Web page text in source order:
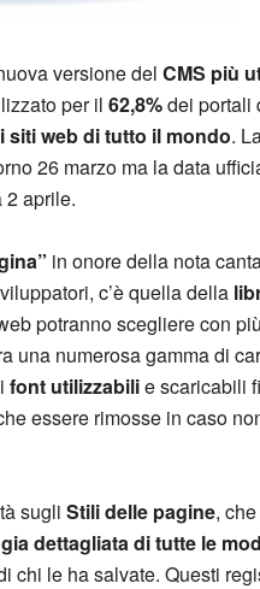
versione del CMS più
per il 62,8%dei portali
siti web di tutto il mondo.
26 marzo ma la data
2 aprile.
in onore della nota
c’è quella della
potranno scegliere con
una numerosa gamma di
font utilizzabilie scaricabili
essere rimosse in caso
sugli Stili delle pagine,
dettagliata di tutte le
chi le ha salvate. Questi